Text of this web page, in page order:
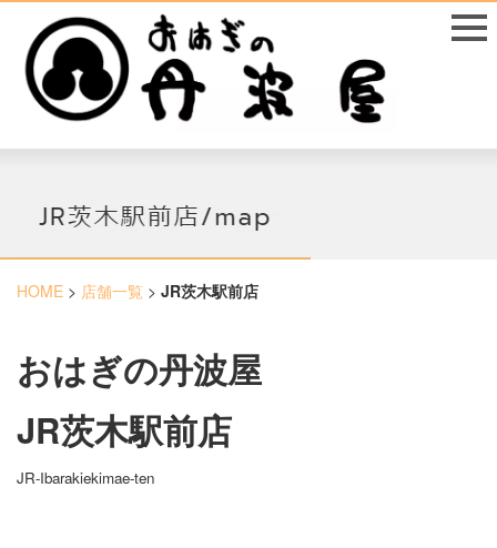
HOME > 店舗一覧 > JR茨木駅前店
おはぎの丹波屋
JR茨木駅前店
JR-Ibarakiekimae-ten